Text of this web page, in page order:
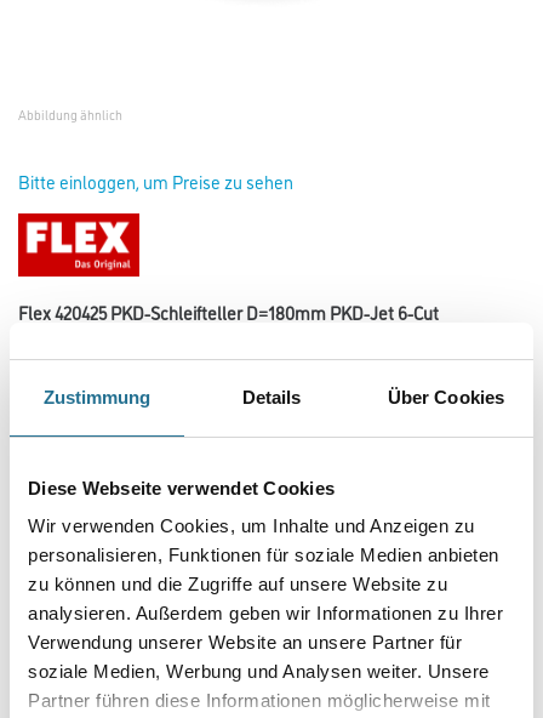
Zustimmung Details Über Cookies
Diese Webseite verwendet Cookies
Wir verwenden Cookies, um Inhalte und Anzeigen zu
personalisieren, Funktionen für soziale Medien anbieten
zu können und die Zugriffe auf unsere Website zu
analysieren. Außerdem geben wir Informationen zu Ihrer
Verwendung unserer Website an unsere Partner für
soziale Medien, Werbung und Analysen weiter. Unsere
Partner führen diese Informationen möglicherweise mit
Abbildung ähnlich
Bitte einloggen, um Preise zu sehen
Flex 420425 PKD-Schleifteller D=180mm PKD-Jet 6-Cut
Schleifteller bestückt mit polykristallinen Diamant-Segmenten. Zum
Abtragen von thermisch empfindlichen Belägen wie Klebstoffe,
Durchmesser in millimeter
Umrechnungsfaktoren